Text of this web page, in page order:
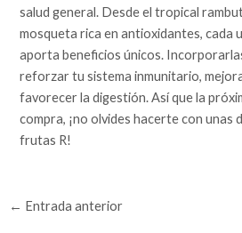
salud general. Desde el tropical
mosqueta rica en antioxidantes, cada
aporta beneficios únicos.
reforzar tu sistema inmunitario,
favorecer la digestión. Así que la
compra, ¡no olvides hacerte con unas
frutas R!
← Entrada anterior